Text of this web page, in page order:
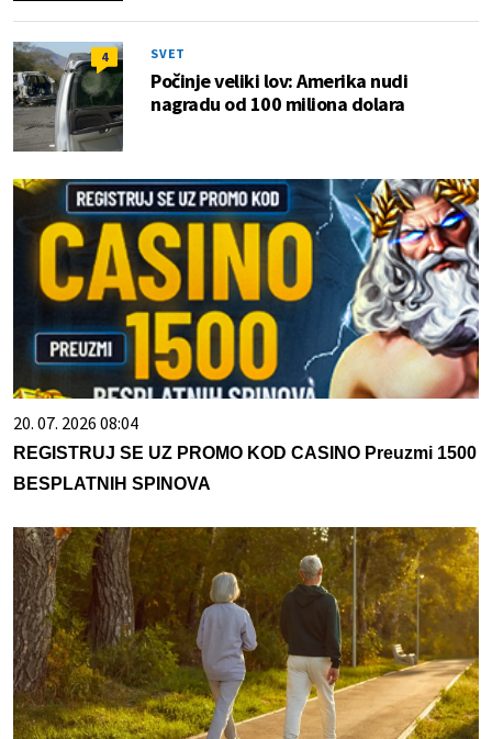
4 SVET
Počinje veliki lov: Amerika nudi
nagradu od 100 miliona dolara
20. 07. 2026 08:04
REGISTRUJ SE UZ PROMO KOD CASINO Preuzmi 1500
BESPLATNIH SPINOVA